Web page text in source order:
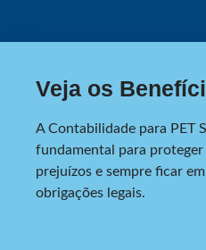
Veja os
A Contabilidade para PET
fundamental para proteger
prejuízos e sempre ficar
obrigações legais.